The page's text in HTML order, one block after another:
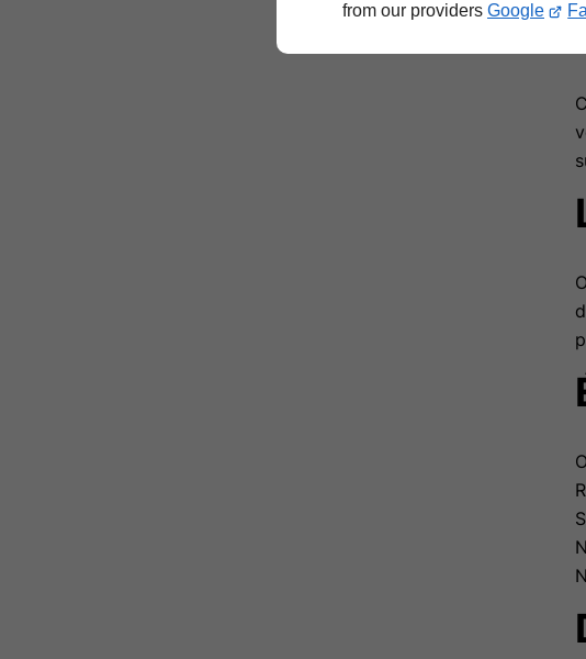
from our providers Google